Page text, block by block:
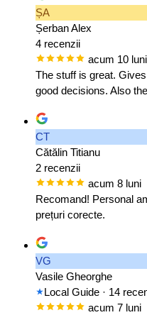
ȘA
Șerban Alex
4 recenzii
acum 10 luni
The stuff is great.
good decisions. Also
CT
Cătălin Titianu
2 recenzii
acum 8 luni
Recomand! Personal
prețuri corecte.
VG
Vasile Gheorghe
Local Guide · 14
acum 7 luni